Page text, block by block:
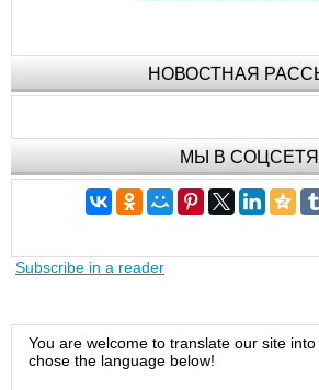
НОВОСТНАЯ
МЫ В
Subscribe in a reader
You are welcome to translate our site
chose the language below!